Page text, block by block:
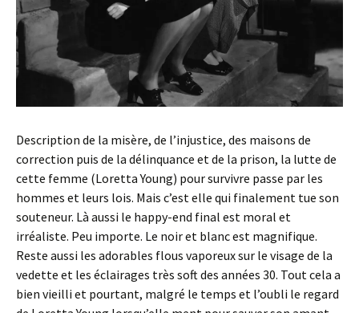
Description de la misère, de l’injustice, des maisons de
correction puis de la délinquance et de la prison, la lutte de
cette femme (Loretta Young) pour survivre passe par les
hommes et leurs lois. Mais c’est elle qui finalement tue son
souteneur. Là aussi le happy-end final est moral et
irréaliste. Peu importe. Le noir et blanc est magnifique.
Reste aussi les adorables flous vaporeux sur le visage de la
vedette et les éclairages très soft des années 30. Tout cela a
bien vieilli et pourtant, malgré le temps et l’oubli le regard